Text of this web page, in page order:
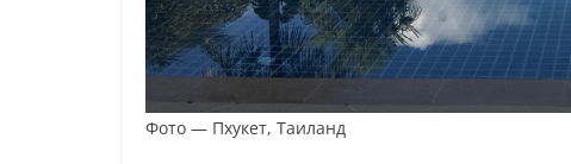
Фото — Пхукет, Таиланд